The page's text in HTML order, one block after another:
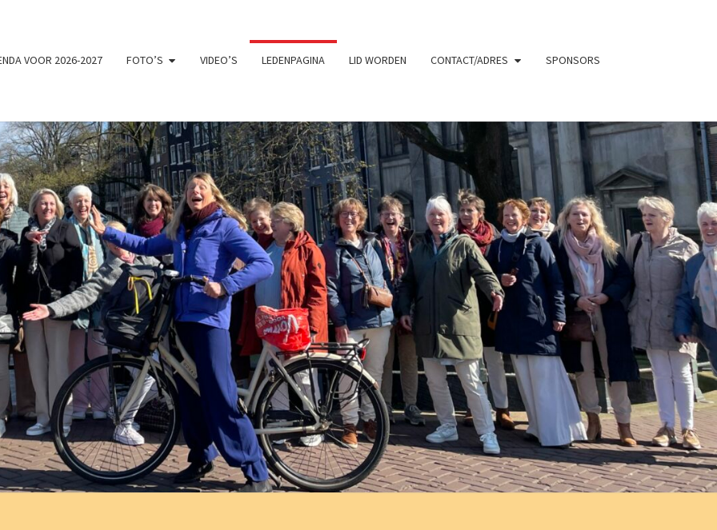
VOOR 2026-2027 FOTO’S VIDEO’S LEDENPAGINA LID WORDEN CONTACT/ADRES SPONSORS
VROUWENKOOR
CHEMISTRY
Chemistry
Zingt En
Swingt!